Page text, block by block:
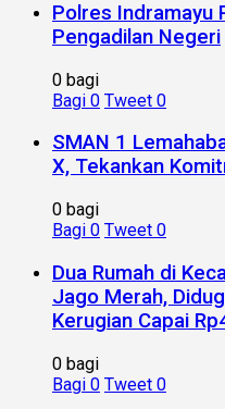
Polres Indramayu
Pengadilan Negeri
0 bagi
Bagi 0 Tweet 0
SMAN 1
X, Tekankan
0 bagi
Bagi 0 Tweet 0
Dua Rumah di
Jago Merah,
Kerugian Capai
0 bagi
Bagi 0 Tweet 0